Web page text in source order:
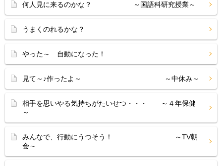
何人見に来るのかな？ ～国語科研究授業～
うまくのれるかな？
やった～ 自動になった！
見て～♪作ったよ～ ～中休み～
相手を思いやる気持ちがたいせつ・・・ ～４年保健
～
みんなで、行動にうつそう！ ～TV朝
会～